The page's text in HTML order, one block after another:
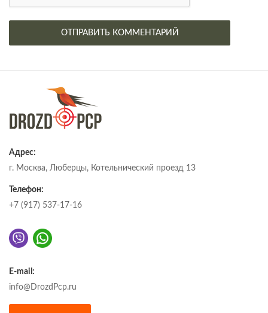
Адрес:
г. Москва, Люберцы, Котельнический проезд 13
Телефон:
+7 (917) 537-17-16
E-mail:
info@DrozdPcp.ru